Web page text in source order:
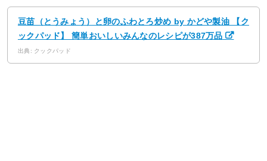
豆苗（とうみょう）と卵のふわとろ炒め by かどや製油 【ク
ックパッド】 簡単おいしいみんなのレシピが387万品
出典: クックパッド